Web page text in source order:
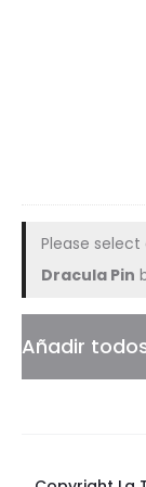
Please
Dracula Pin
Añadir